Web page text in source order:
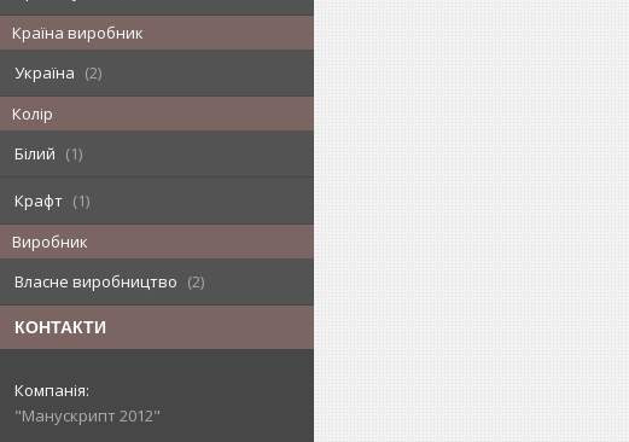
Країна виробник
Україна
2
Колір
Білий
1
Крафт
1
Виробник
Власне виробництво
2
КОНТАКТИ
"Манускрипт 2012"